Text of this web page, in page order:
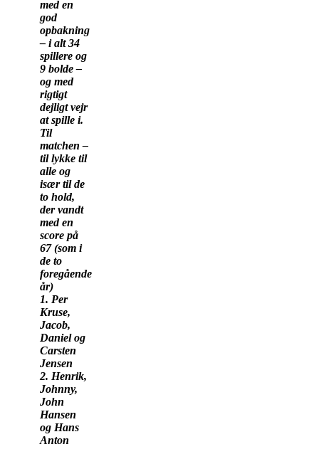
med en
god
opbakning
– i alt 34
spillere og
9 bolde –
og med
rigtigt
dejligt vejr
at spille i.
Til
matchen –
til lykke til
alle og
især til de
to hold,
der vandt
med en
score på
67 (som i
de to
foregående
år)
1. Per
Kruse,
Jacob,
Daniel og
Carsten
Jensen
2. Henrik,
Johnny,
John
Hansen
og Hans
Anton